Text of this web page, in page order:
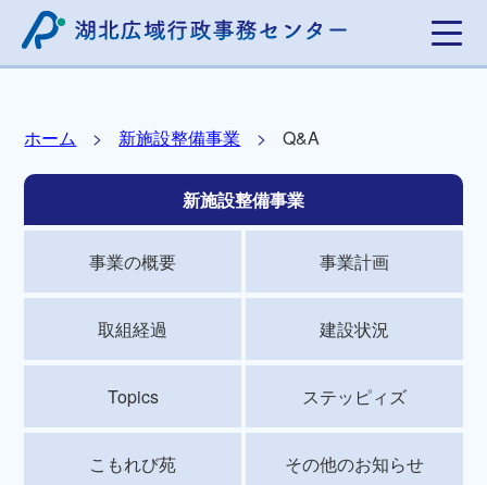
ホーム 新施設整備事業 Q&A
新施設整備事業
事業の概要 事業計画
取組経過 建設状況
Topics ステッピィズ
こもれび苑 その他のお知らせ